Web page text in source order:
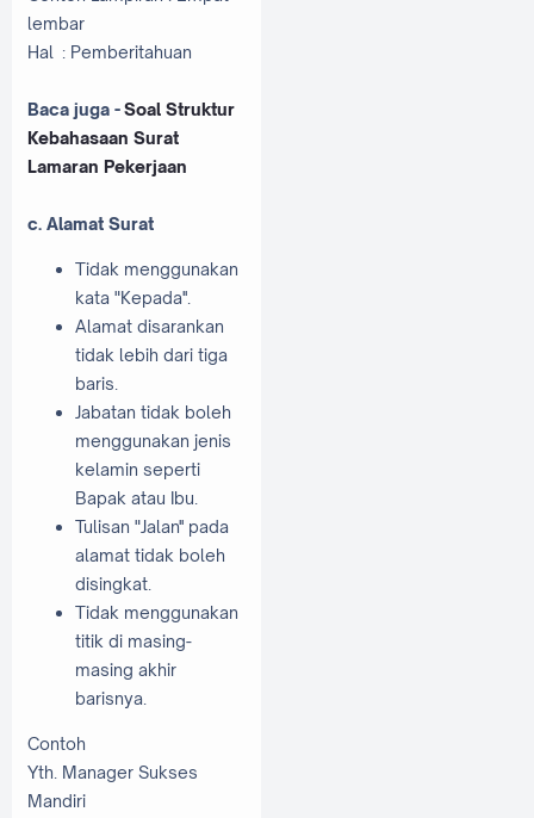
lembar
Hal : Pemberitahuan
Baca juga -Soal Struktur
Kebahasaan Surat
Lamaran Pekerjaan
c. Alamat Surat
Tidak menggunakan
kata "Kepada''.
Alamat disarankan
tidak lebih dari tiga
baris.
Jabatan tidak boleh
menggunakan jenis
kelamin seperti
Bapak atau Ibu.
Tulisan "Jalan'' pada
alamat tidak boleh
disingkat.
Tidak menggunakan
titik di masing-
masing akhir
barisnya.
Contoh
Yth. Manager Sukses
Mandiri